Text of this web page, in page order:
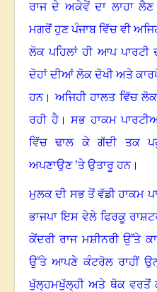
ਰਾਜ ਦੇ ਅਕੇਵੇਂ ਦਾ ਲਾਹਾ ਲੈਣ
ਮਗਰੋਂ ਹੁਣ ਪੰਜਾਬ ਵਿੱਚ ਵੀ
ਲੋਕ ਪਹਿਲਾਂ ਹੀ ਆਪ
ਦੋਹਾਂ ਦੀਆਂ ਲੋਕ ਦੋਖੀ ਅਤੇ
ਹਨ। ਅਜਿਹੀ ਹਾਲਤ ਵਿੱਚ
ਰਹੀ ਹੈ। ਸਭ ਹਾਕਮ
ਵਿੱਚ ਢਾਲ ਕੇ ਗੱਦੀ ਤਕ
ਅਪਣਾਉਣ ’ਤੇ ਉਤਾਰੂ ਹਨ।
ਮੁਲਕ ਦੀ ਸਭ ਤੋਂ ਵੱਡੀ ਹਾਕਮ
ਭਾਜਪਾ ਇਸ ਵੇਲੇ ਫਿਰਕੂ
ਕੇਂਦਰੀ ਰਾਜ ਮਸ਼ੀਨਰੀ ਉੱਤੇ
ਉੱਤੇ ਆਪਣੇ ਕੰਟਰੋਲ ਰਾਹੀਂ
ਖੁੱਲ੍ਹਮਖੁੱਲ੍ਹੀ ਅਤੇ ਥੋਕ ਵਰਤੋਂ